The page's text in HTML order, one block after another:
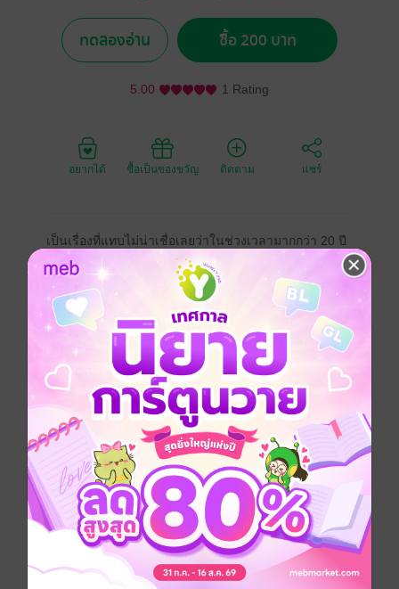
บุตร
ทดลองอ่าน ซื้อ 200 บาท
5.00 1 Rating
อยากได้ ซื้อเป็นของขวัญ ติดตาม แชร์
เป็นเรื่องที่แทบไม่น่าเชื่อเลยว่าในช่วงเวลามากกว่า 20 ปี
ที่หนังสือ KPI : Principle to Practice ฉบับแรกออกสู่
สายตาผู้อ่าน ถึงปัจจุบันหนังสือเล่มนี้ยังคงเป็นที่นิยมของผู้
อ่านทั้งที่เป็นนักวิชาการ และนักปฏิบัติในหน่วยงานทั้งใน
ภาคการศึกษา ภาครัฐ ภาคเอกชน องค์กรอิสระ และ
องค์กรที่ไม่แสวงกำไรอย่างต่อเนื่อง
หากย้อนกลับไปในอดีตจุดกำเนิดของหนังสือ KPI :
Principle to Practice เริ่มต้นขึ้นเมื่อผู้เขียนเริ่มให้คำ
ปรึกษาแนะนำเกี่ยวกับการวางแผนกลยุทธ์และการจัดทำ
ดัชนีชี้วัดแก่ผู้บริหารขององค์กรต่างๆ โดยดัชนีชี้วัดเป็น
หัวข้อที่องค์กรจำนวนมากให้ความสนใจ เนื่องจาก
เกี่ยวข้องโดยตรงกับระบบการวัดผลการดำเนินการของ
องค์กร
หนังสือ "วิธีสร้าง KPIs ให้ได้ผล (ฉบับระดับบุคคล)" เล่มนี้
เป็นเล่มต่อเนื่องจาก "วิธีสร้าง KPIs ให้ได้ผล (ฉบับระดับ
องค์กร)" ซึ่งได้พัฒนาต่อจาก "หนังสือ KPI : Principle to
Practice" เนื้อหาสาระสำคัญผู้เขียนบอกเล่าถึงวิธีสร้าง